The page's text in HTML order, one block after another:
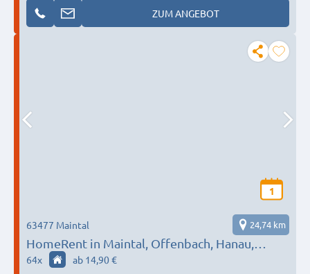
ZUM ANGEBOT
1
HomeRent in Maintal, Offenbach, Hanau,
Niederdorfelden & mehr HR-55124-maintal
63477 Maintal 24,74 km
64x ab 14,90 €